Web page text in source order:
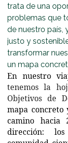
trata de una
problemas que
de nuestro país,
justo y
transformar
un mapa
En nuestro
tenemos la
Objetivos de
mapa
camino hacia
dirección: